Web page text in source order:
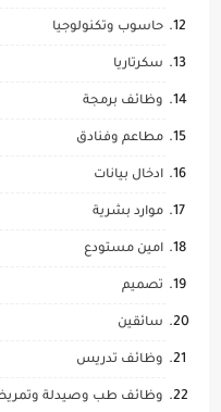
حاسوب وتكنولوجيا
سكرتاريا
وظائف برمجة
مطاعم وفنادق
ادخال بيانات
موارد بشرية
امين مستودع
تصميم
سائقين
وظائف تدريس
وظائف طب وصيدلة